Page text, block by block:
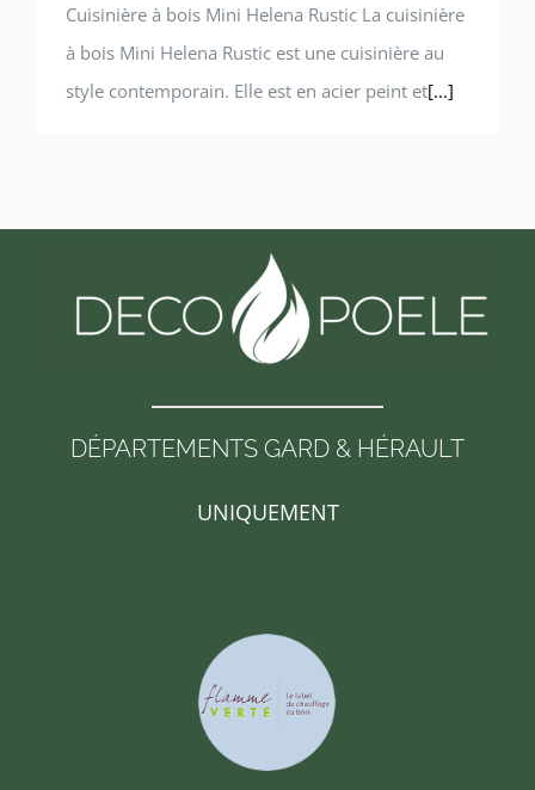
Cuisinière à bois Mini Helena Rustic La cuisinière
à bois Mini Helena Rustic est une cuisinière au
style contemporain. Elle est en acier peint et[...]
DÉPARTEMENTS GARD & HÉRAULT
UNIQUEMENT